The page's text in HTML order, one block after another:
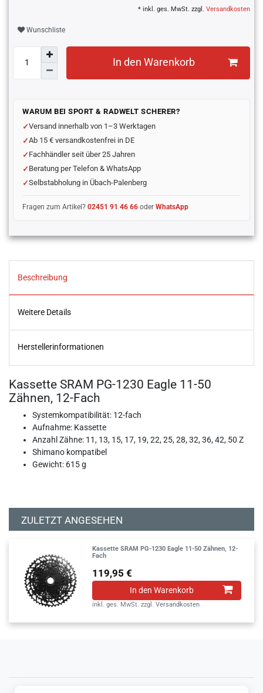
* inkl. ges. MwSt. zzgl. Versandkosten
Wunschliste
In den Warenkorb
WARUM BEI SPORT & RADWELT SCHERER?
Versand innerhalb von 1–3 Werktagen
Ab 15 € versandkostenfrei in DE
Fachhändler seit über 25 Jahren
Beratung per Telefon & WhatsApp
Selbstabholung in Übach-Palenberg
Fragen zum Artikel?02451 91 46 66 oderWhatsApp
Beschreibung
Weitere Details
Herstellerinformationen
Kassette SRAM PG-1230 Eagle 11-50
Zähnen, 12-Fach
Systemkompatibilität: 12-fach
Aufnahme: Kassette
Anzahl Zähne: 11, 13, 15, 17, 19, 22, 25, 28, 32, 36, 42, 50 Z
Shimano kompatibel
Gewicht: 615 g
ZULETZT ANGESEHEN
Kassette SRAM PG-1230 Eagle 11-50 Zähnen, 12-
Fach
119,95 €
In den Warenkorb
inkl. ges. MwSt. zzgl.Versandkosten